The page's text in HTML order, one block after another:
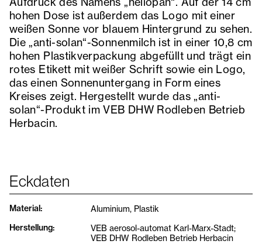
hohen Dose ist außerdem das Logo mit einer
weißen Sonne vor blauem Hintergrund zu sehen.
Die „anti-solan“-Sonnenmilch ist in einer 10,8 cm
hohen Plastikverpackung abgefüllt und trägt ein
rotes Etikett mit weißer Schrift sowie ein Logo,
das einen Sonnenuntergang in Form eines
Kreises zeigt. Hergestellt wurde das „anti-
solan“-Produkt im VEB DHW Rodleben Betrieb
Herbacin.
Eckdaten
Material: Aluminium, Plastik
Herstellung:
VEB aerosol-automat Karl-Marx-Stadt;
VEB DHW Rodleben Betrieb Herbacin